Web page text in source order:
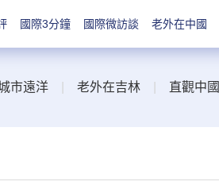
國際3分鐘 國際微訪談 老外在中國
市遠洋 老外在吉林 直觀中國